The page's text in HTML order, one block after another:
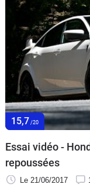
15,7 /20
Essai vidéo -
repoussées
Le 21/06/2017